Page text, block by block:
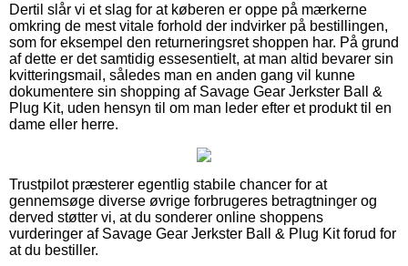
Dertil slår vi et slag for at køberen er oppe på mærkerne
omkring de mest vitale forhold der indvirker på bestillingen,
som for eksempel den returneringsret shoppen har. På grund
af dette er det samtidig essesentielt, at man altid bevarer sin
kvitteringsmail, således man en anden gang vil kunne
dokumentere sin shopping af Savage Gear Jerkster Ball &
Plug Kit, uden hensyn til om man leder efter et produkt til en
dame eller herre.
Trustpilot præsterer egentlig stabile chancer for at
gennemsøge diverse øvrige forbrugeres betragtninger og
derved støtter vi, at du sonderer online shoppens
vurderinger af Savage Gear Jerkster Ball & Plug Kit forud for
at du bestiller.